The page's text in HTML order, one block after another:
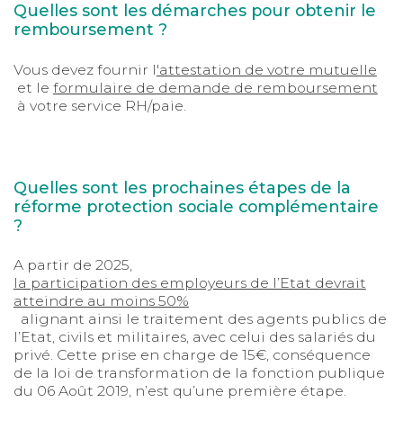
Quelles sont les démarches pour obtenir le
remboursement ?
Vous devez fournir l'attestation de votre mutuelle
et le formulaire de demande de remboursement
à votre service RH/paie.
Quelles sont les prochaines étapes de la
réforme protection sociale complémentaire
?
A partir de 2025,
la participation des employeurs de l’Etat devrait
atteindre au moins 50%
alignant ainsi le traitement des agents publics de
l’Etat, civils et militaires, avec celui des salariés du
privé. Cette prise en charge de 15€, conséquence
de la loi de transformation de la fonction publique
du 06 Août 2019, n’est qu’une première étape.